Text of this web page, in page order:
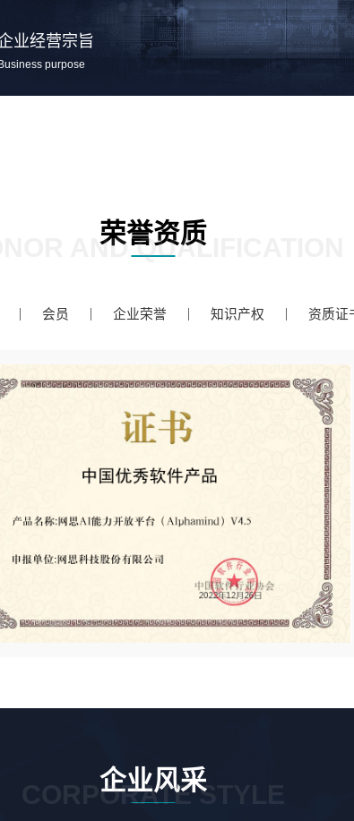
业经营宗旨
Business purpose
荣誉资质
AND QUALIFICATION
会员 企业荣誉 知识产权 资质证
企业风采
CORPORATE STYLE